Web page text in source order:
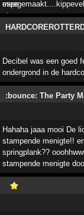
Decibel was een goed
ondergrond in de
:bounce: The Party
Hahaha jaaa mooi De
stampende menigte!!
springplank??
stampende menigte